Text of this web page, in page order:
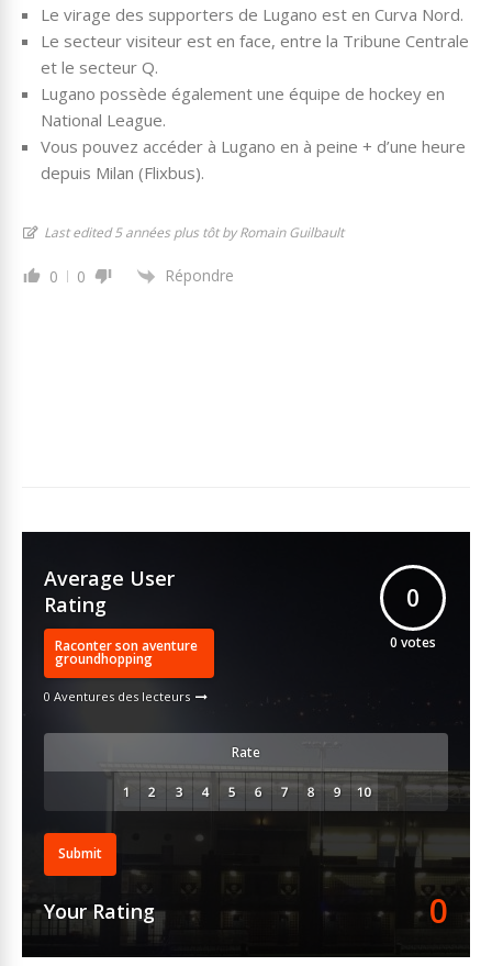
Le virage des supporters de Lugano est en Curva Nord.
Le secteur visiteur est en face, entre la Tribune Centrale
et le secteur Q.
Lugano possède également une équipe de hockey en
National League.
Vous pouvez accéder à Lugano en à peine + d’une heure
depuis Milan (Flixbus).
Last edited 5 années plus tôt by Romain Guilbault
0 0 Répondre
Average User
Rating
Raconter son aventure
groundhopping
0 Aventures des lecteurs
0
0 votes
Rate
Submit
Your Rating 0